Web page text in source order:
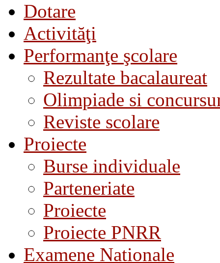
Dotare
Activităţi
Performanţe şcolare
Rezultate bacalaureat
Olimpiade si
Reviste scolare
Proiecte
Burse individuale
Parteneriate
Proiecte
Proiecte PNRR
Examene Nationale